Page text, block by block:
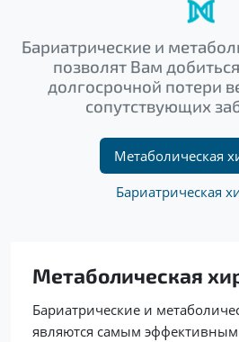
Бариатрические и
позволят Вам
долгосрочной потери
сопутствующих
Метаболическая
Бариатрическая
Метаболическая
Бариатрические и
являются самым